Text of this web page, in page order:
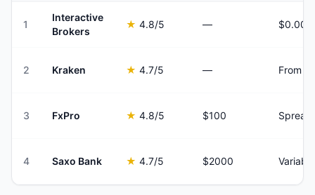
1
Interactive
Brokers
★ 4.8/5 —
2 Kraken ★ 4.7/5 — From
3 FxPro ★ 4.8/5 $100 Spread
4 Saxo Bank ★ 4.7/5 $2000 Variable